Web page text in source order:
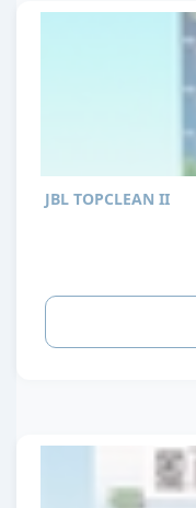
JBL TOPCLEAN II